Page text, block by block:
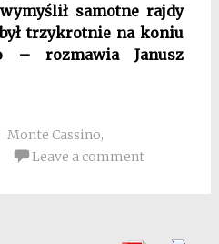
samotne rajdy
trzykrotnie na koniu
– rozmawia Janusz
Monte Cassino,
Leave a comment